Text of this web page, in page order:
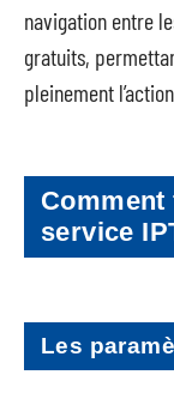
navigation entre
gratuits,
pleinement
service
Les